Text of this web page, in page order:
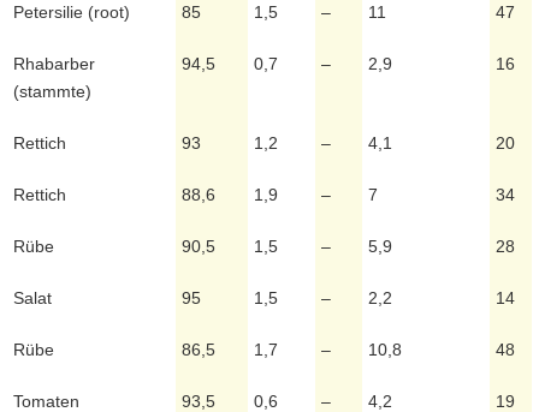
Petersilie (root) 85 1,5 – 11 47
Rhabarber
(stammte)
94,5 0,7 – 2,9 16
Rettich 93 1,2 – 4,1 20
Rettich 88,6 1,9 – 7 34
Rübe 90,5 1,5 – 5,9 28
Salat 95 1,5 – 2,2 14
Rübe 86,5 1,7 – 10,8 48
Tomaten
93,5 0,6 – 4,2 19